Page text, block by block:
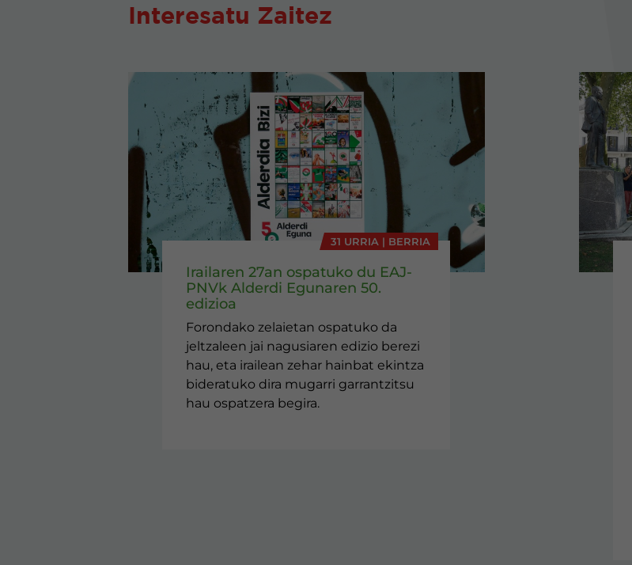
Interesatu Zaitez
31 URRIA | BERRIA
Irailaren 27an ospatuko du EAJ-
PNVk Alderdi Egunaren 50.
edizioa
Forondako zelaietan ospatuko da
jeltzaleen jai nagusiaren edizio berezi
hau, eta irailean zehar hainbat ekintza
bideratuko dira mugarri garrantzitsu
hau ospatzera begira.